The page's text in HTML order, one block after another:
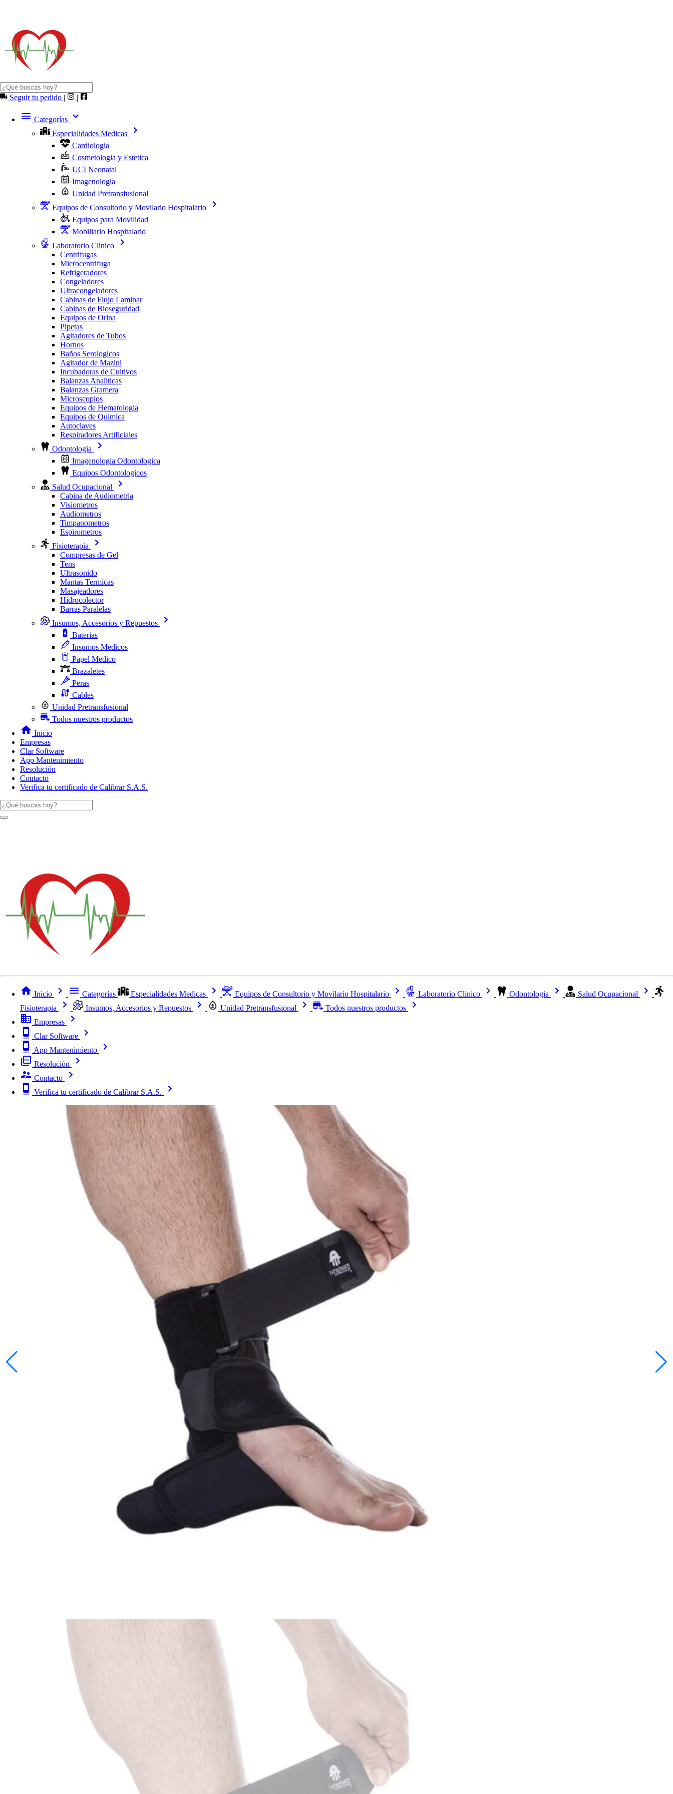
Seguir tu pedido | |
Categorías
Especialidades Medicas
Cardiologia
Cosmetologia y Estetica
UCI Neonatal
Imagenologia
Unidad Pretransfusional
Equipos de Consultorio y Movilario Hospitalario
Equipos para Movilidad
Mobiliario Hospitalario
Laboratorio Clinico
Centrifugas
Microcentrifuga
Refrigeradores
Congeladores
Ultracongeladores
Cabinas de Flujo Laminar
Cabinas de Bioseguridad
Equipos de Orina
Pipetas
Agitadores de Tubos
Hornos
Baños Serologicos
Agitador de Mazini
Incubadoras de Cultivos
Balanzas Analiticas
Balanzas Gramera
Microscopios
Equipos de Hematologia
Equipos de Quimica
Autoclaves
Respiradores Artificiales
Odontologia
Imagenologia Odontologica
Equipos Odontologicos
Salud Ocupacional
Cabina de Audiometria
Visiometros
Audiometros
Timpanometros
Espirometros
Fisioterapia
Compresas de Gel
Tens
Ultrasonido
Mantas Termicas
Masajeadores
Hidrocolector
Barras Paralelas
Insumos, Accesorios y Repuestos
Baterias
Insumos Medicos
Papel Medico
Brazaletes
Peras
Cables
Unidad Pretransfusional
Todos nuestros productos
Inicio
Empresas
Clar Software
App Mantenimiento
Resolución
Contacto
Verifica tu certificado de Calibrar S.A.S.
Inicio Categorías Especialidades Medicas Equipos de Consultorio y Movilario Hospitalario Laboratorio Clinico Odontologia
Salud Ocupacional
Fisioterapia
Insumos, Accesorios y Repuestos Unidad Pretransfusional
Todos nuestros productos
Empresas
Clar Software
App Mantenimiento
Resolución
Contacto
Verifica tu certificado de Calibrar S.A.S.